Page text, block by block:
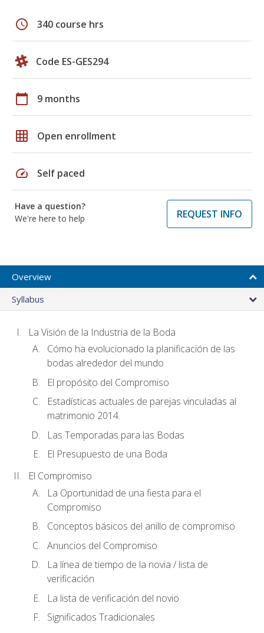
schedule 340 course hrs
Code ES-GES294
calendar_today 9 months
grid_on Open enrollment
speed Self paced
Have a question?
We're here to help
REQUEST INFO
Overview
Syllabus
La Visión de la Industria de la Boda
Cómo ha evolucionado la planificación de las
bodas alrededor del mundo
El propósito del Compromiso
Estadísticas actuales de parejas vinculadas al
matrimonio 2014.
Las Temporadas para las Bodas
El Presupuesto de una Boda
El Compromiso
La Oportunidad de una fiesta para el
Compromiso
Conceptos básicos del anillo de compromiso
Anuncios del Compromiso
La línea de tiempo de la novia / lista de
verificación
La lista de verificación del novio
Significados Tradicionales